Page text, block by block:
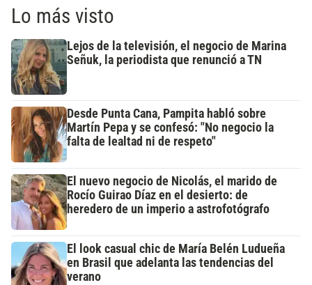
Lo más visto
Lejos de la televisión, el negocio de Marina
Señuk, la periodista que renunció a TN
Desde Punta Cana, Pampita habló sobre
Martín Pepa y se confesó: "No negocio la
falta de lealtad ni de respeto"
El nuevo negocio de Nicolás, el marido de
Rocío Guirao Díaz en el desierto: de
heredero de un imperio a astrofotógrafo
El look casual chic de María Belén Ludueña
en Brasil que adelanta las tendencias del
verano